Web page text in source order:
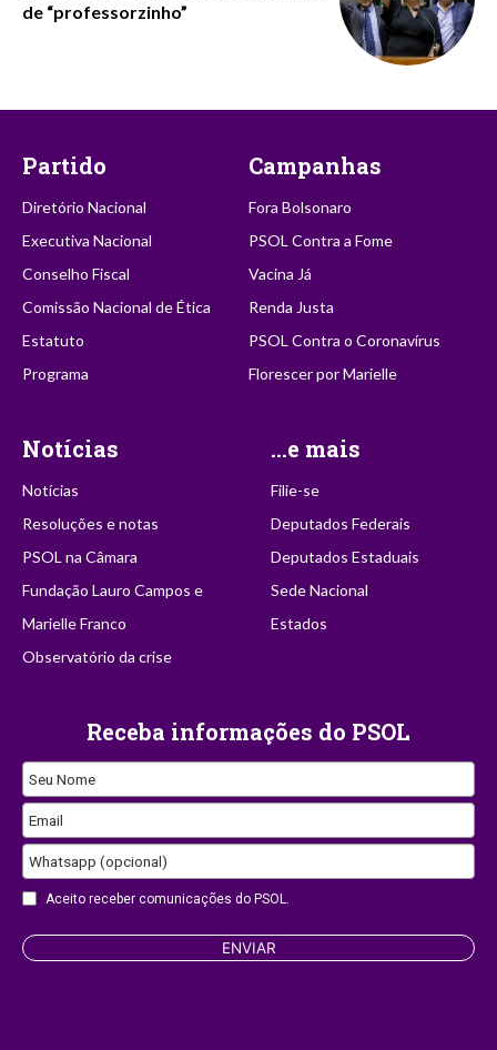
de “professorzinho”
Partido
Diretório Nacional
Executiva Nacional
Conselho Fiscal
Comissão Nacional de Ética
Estatuto
Programa
Campanhas
Fora Bolsonaro
PSOL Contra a Fome
Vacina Já
Renda Justa
PSOL Contra o Coronavírus
Florescer por Marielle
Notícias
Notícias
Resoluções e notas
PSOL na Câmara
Fundação Lauro Campos e
Marielle Franco
Observatório da crise
...e mais
Filie-se
Deputados Federais
Deputados Estaduais
Sede Nacional
Estados
Receba informações do PSOL
Seu Nome
Email
Address
Email
Whatsapp (opcional)
Aceito receber comunicações do PSOL.
ENVIAR